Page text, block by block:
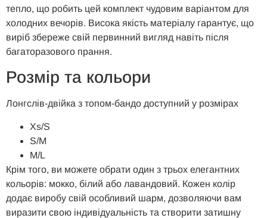
тепло, що робить цей комплект чудовим варіантом для
холодних вечорів. Висока якість матеріалу гарантує, що
виріб збереже свій первинний вигляд навіть після
багаторазового прання.
Розмір та кольори
Лонгслів-двійка з топом-бандо доступний у розмірах
Xs/S
S/M
M/L
Крім того, ви можете обрати один з трьох елегантних
кольорів: мокко, білий або лавандовий. Кожен колір
додає виробу свій особливий шарм, дозволяючи вам
виразити свою індивідуальність та створити затишну